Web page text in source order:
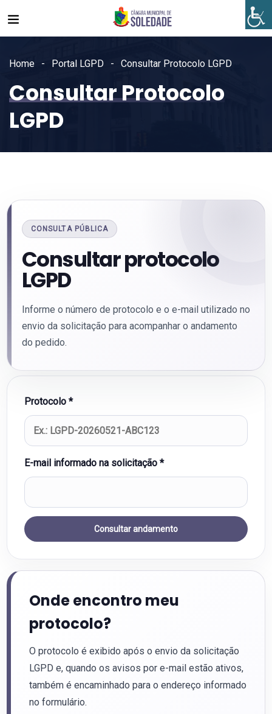
Home Portal LGPD Consultar Protocolo LGPD
Consultar Protocolo
LGPD
CONSULTA PÚBLICA
Consultar protocolo
LGPD
Informe o número de protocolo e o e-mail utilizado no
envio da solicitação para acompanhar o andamento
do pedido.
Protocolo *
E-mail informado na solicitação *
Consultar andamento
Onde encontro meu
protocolo?
O protocolo é exibido após o envio da solicitação
LGPD e, quando os avisos por e-mail estão ativos,
também é encaminhado para o endereço informado
no formulário.